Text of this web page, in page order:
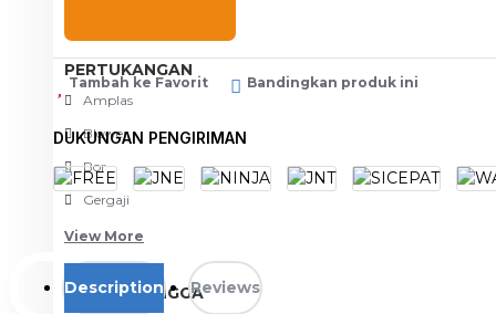
PERTUKANGAN
Amplas
Blower
Bor
Gergaji
View More
RUMAH TANGGA
Tambah ke Favorit Bandingkan produk ini
DUKUNGAN PENGIRIMAN
Description Reviews